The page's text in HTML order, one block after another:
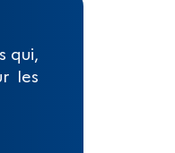
qui,
les